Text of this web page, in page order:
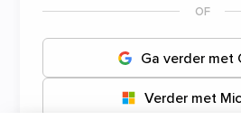
Ga verder met
Verder met